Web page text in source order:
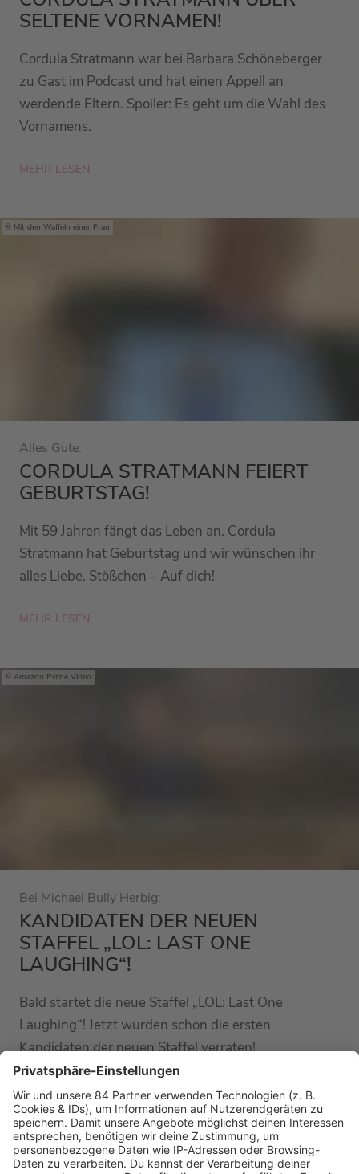
SELTENE VORNAMEN!
Cordula Stratmann war bei Barbara Schöneberger
zu Gast im Podcast und hat einen Appell an
werdende Eltern. Spoiler: Es geht um die Wahl des
Vornamens.
MEHR LESEN
Mit den Waffeln einer Frau
Alles Gute:
CORDULA STRATMANN FEIERT
GEBURTSTAG!
Mit 59 Jahren fängt das Leben an. Cordula
Stratmann hat Geburtstag und wir wünschen ihr
alles Liebe. Stößchen – Auf dich!
MEHR LESEN
Amazon Prime Video
Bei Michael Bully Herbig:
KANDIDATEN DER NEUEN
STAFFEL „LOL: LAST ONE
LAUGHING“!
Bald startet die neue Staffel „LOL: Last One
Laughing“! Jetzt wurden schon die ersten
Kandidaten der neuen Staffel verraten!
MEHR LESEN